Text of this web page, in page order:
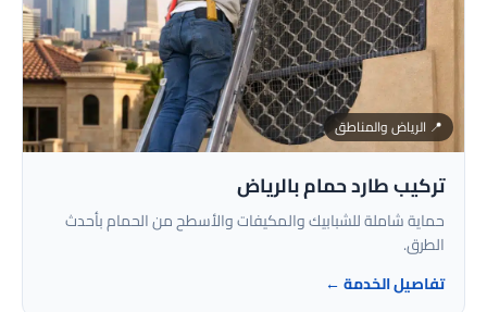
📍 الرياض والمناطق
تركيب طارد حمام بالرياض
حماية شاملة للشبابيك والمكيفات والأسطح من الحمام بأحدث
الطرق.
تفاصيل الخدمة ←